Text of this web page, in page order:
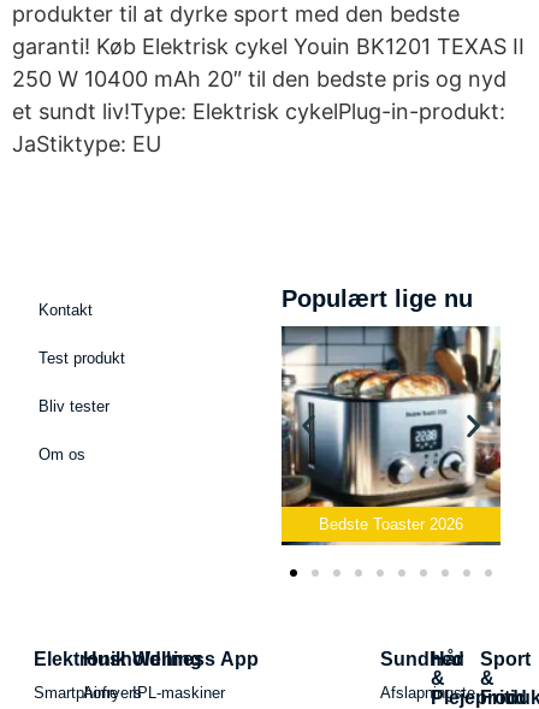
produkter til at dyrke sport med den bedste
garanti! Køb Elektrisk cykel Youin BK1201 TEXAS II
250 W 10400 mAh 20″ til den bedste pris og nyd
et sundt liv!Type: Elektrisk cykelPlug-in-produkt:
JaStiktype: EU
Kontakt
Test produkt
Bliv tester
Om os
Populært lige nu
Bedste Toaster 2026
Elektronik
Smartphone
Husholdning
Airfryers
Wellness App
IPL-maskiner
Sundhed
Afslapningste
Hår
&
Sport
&
Fritid